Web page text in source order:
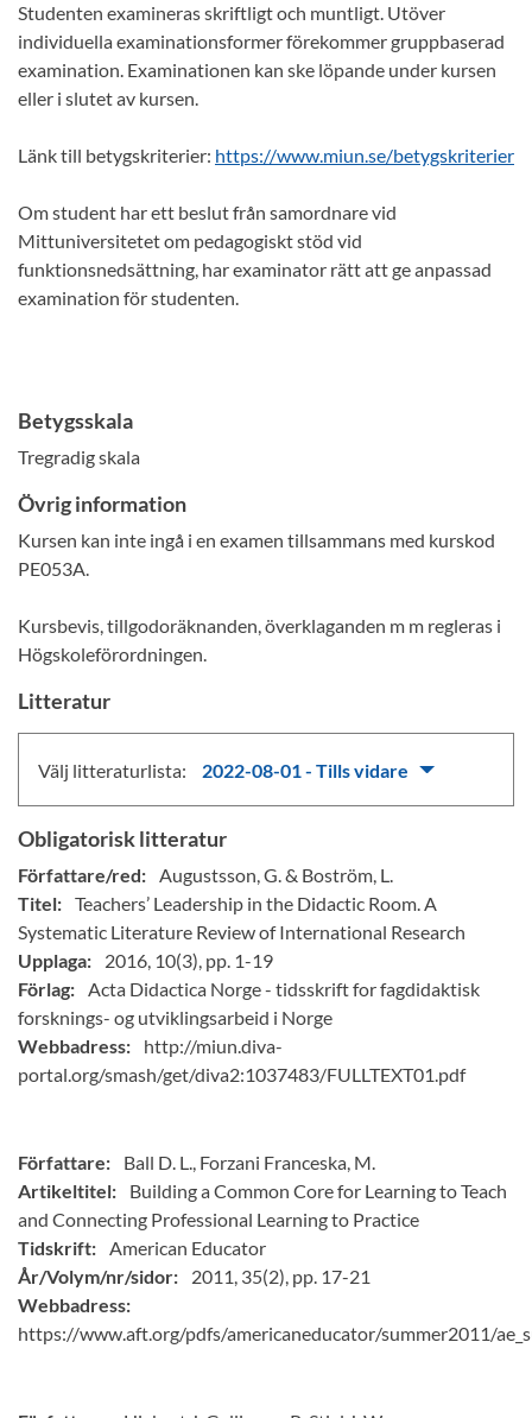
Studenten examineras skriftligt och muntligt. Utöver
individuella examinationsformer förekommer gruppbaserad
examination. Examinationen kan ske löpande under kursen
eller i slutet av kursen.
Länk till betygskriterier: https://www.miun.se/betygskriterier
Om student har ett beslut från samordnare vid
Mittuniversitetet om pedagogiskt stöd vid
funktionsnedsättning, har examinator rätt att ge anpassad
examination för studenten.
Betygsskala
Tregradig skala
Övrig information
Kursen kan inte ingå i en examen tillsammans med kurskod
PE053A.
Kursbevis, tillgodoräknanden, överklaganden m m regleras i
Högskoleförordningen.
Litteratur
Välj litteraturlista: 2022-08-01 - Tills vidare
Obligatorisk litteratur
Författare/red: Augustsson, G. & Boström, L.
Titel: Teachers’ Leadership in the Didactic Room. A
Systematic Literature Review of International Research
Upplaga:
2016, 10(3), pp. 1-19
Förlag: Acta Didactica Norge - tidsskrift for fagdidaktisk
forsknings- og utviklingsarbeid i Norge
Webbadress:
http://miun.diva-
portal.org/smash/get/diva2:1037483/FULLTEXT01.pdf
Författare:
Ball D. L., Forzani Franceska, M.
Artikeltitel:
Building a Common Core for Learning to Teach
and Connecting Professional Learning to Practice
Tidskrift: American Educator
År/Volym/nr/sidor:
2011, 35(2), pp. 17-21
Webbadress:
https://www.aft.org/pdfs/americaneducator/summer2011/